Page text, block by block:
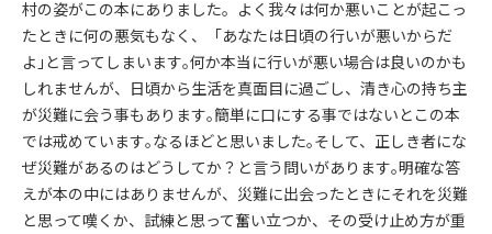
村の姿がこの本にありました。よく我々は何か悪いことが起こっ
たときに何の悪気もなく、「あなたは日頃の行いが悪いからだ
よ｣と言ってしまいます｡何か本当に行いが悪い場合は良いのかも
しれませんが、日頃から生活を真面目に過ごし、清き心の持ち主
が災難に会う事もあります｡簡単に口にする事ではないとこの本
では戒めています｡なるほどと思いました｡そして、正しき者にな
ぜ災難があるのはどうしてか？と言う問いがあります｡明確な答
えが本の中にはありませんが、災難に出会ったときにそれを災難
と思って嘆くか、試練と思って奮い立つか、その受け止め方が重